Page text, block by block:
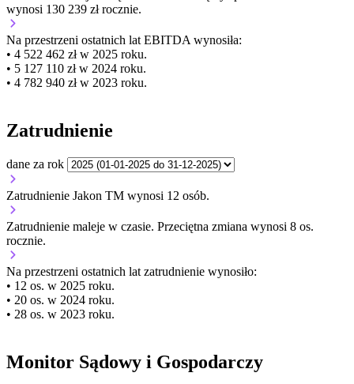
wynosi 130 239 zł rocznie.
Na przestrzeni ostatnich lat EBITDA wynosiła:
• 4 522 462 zł w 2025 roku.
• 5 127 110 zł w 2024 roku.
• 4 782 940 zł w 2023 roku.
Zatrudnienie
dane za rok
Zatrudnienie Jakon TM wynosi 12 osób.
Zatrudnienie maleje w czasie. Przeciętna zmiana wynosi 8 os.
rocznie.
Na przestrzeni ostatnich lat zatrudnienie wynosiło:
• 12 os. w 2025 roku.
• 20 os. w 2024 roku.
• 28 os. w 2023 roku.
Monitor Sądowy i Gospodarczy